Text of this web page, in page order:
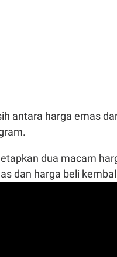
antara harga emas
dua macam
dan harga beli